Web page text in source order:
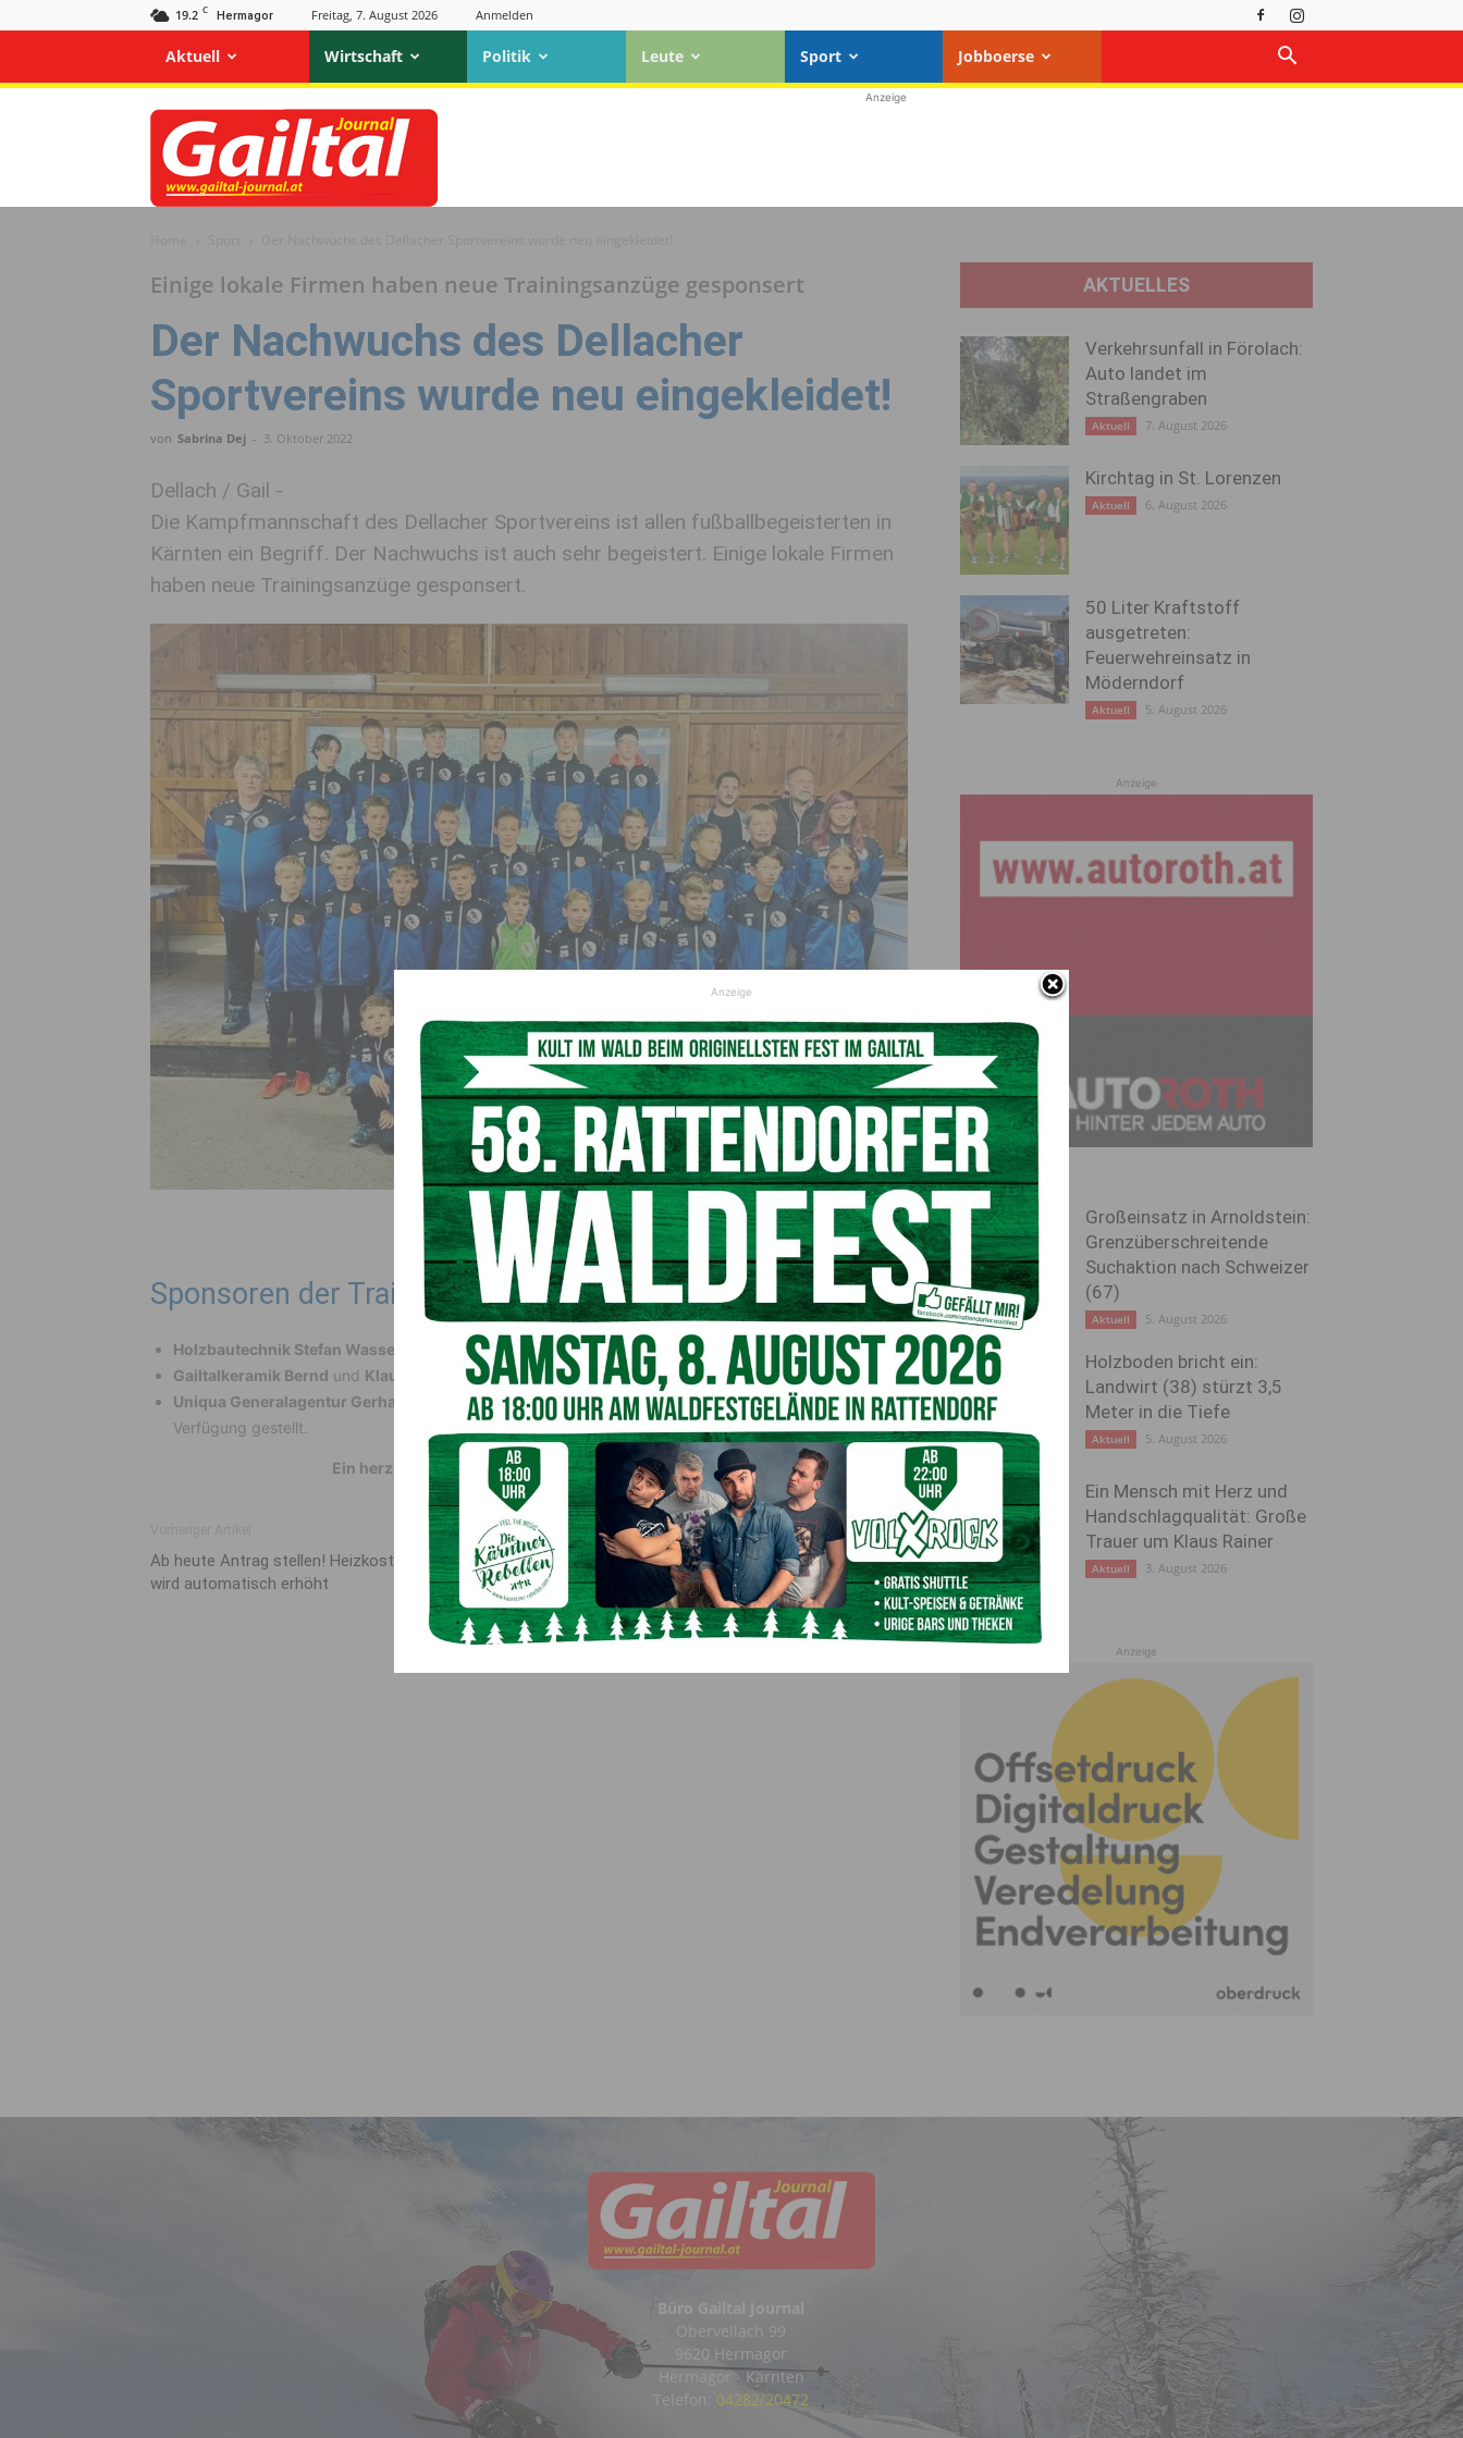
19.2 C Hermagor Freitag, 7. August 2026 Anmelden
Aktuell Wirtschaft Politik Leute Sport Jobboerse
Gailtal
Journal
Anzeige
Einige lokale Firmen haben neue Trainingsanzüge gesponsert
Der Nachwuchs des Dellacher
Sportvereins wurde neu eingekleidet!
von Sabrina Dej - 3. Oktober 2022
Dellach / Gail -
Die Kampfmannschaft des Dellacher Sportvereins ist allen fußballbegeisterten in
Kärnten ein Begriff. Der Nachwuchs ist auch sehr begeistert. Einige lokale Firmen
haben neue Trainingsanzüge gesponsert.
© Johann Unterassinger
Sponsoren der Trainingsanzüge
Holzbautechnik Stefan Wassermann
für die U7 und U9,
Gailtalkeramik Bernd und Klaus Pichler
für die U11 und
Uniqua Generalagentur Gerhard Thurnerhat für die Spieler von U13 und U15 die Mittel zur
Verfügung gestellt.
Ein herzliches Dankeschön an die genannten Firmen.
Ab heute Antrag stellen! Heizkostenzuschuss
wird automatisch erhöht
Nächster Artikel
„Lam Research“ hilft Unwetteropfern
AKTUELLES
Verkehrsunfall in Förolach:
Auto landet im
Straßengraben
Aktuell 7. August 2026
Kirchtag in St. Lorenzen
Aktuell 6. August 2026
50 Liter Kraftstoff
ausgetreten:
Feuerwehreinsatz in
Möderndorf
Aktuell 5. August 2026
Anzeige
Großeinsatz in Arnoldstein:
Grenzüberschreitende
Suchaktion nach Schweizer
(67)
Aktuell 5. August 2026
Holzboden bricht ein:
Landwirt (38) stürzt 3,5
Meter in die Tiefe
Aktuell 5. August 2026
Ein Mensch mit Herz und
Handschlagqualität: Große
Trauer um Klaus Rainer
Aktuell 3. August 2026
Anzeige
Büro Gailtal Journal
Obervellach 99
9620 Hermagor
Hermagor - Kärnten
Telefon: 04282/20472
Anzeige